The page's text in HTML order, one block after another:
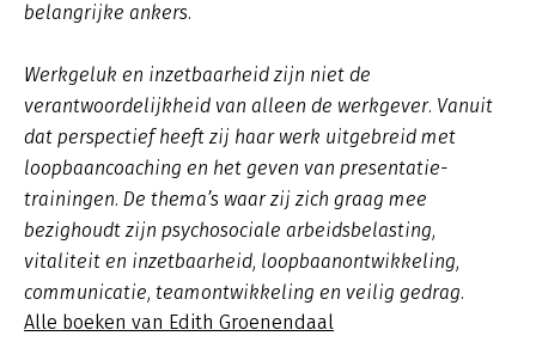
belangrijke ankers.
Werkgeluk en inzetbaarheid zijn niet de
verantwoordelijkheid van alleen de werkgever. Vanuit
dat perspectief heeft zij haar werk uitgebreid met
loopbaancoaching en het geven van presentatie-
trainingen. De thema’s waar zij zich graag mee
bezighoudt zijn psychosociale arbeidsbelasting,
vitaliteit en inzetbaarheid, loopbaanontwikkeling,
communicatie, teamontwikkeling en veilig gedrag.
Alle boeken van Edith Groenendaal